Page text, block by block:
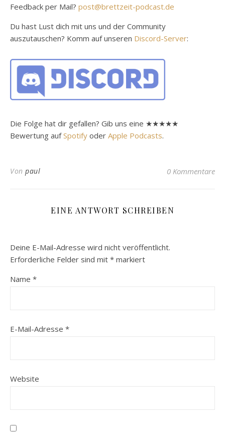
Feedback per Mail? post@brettzeit-podcast.de
Du hast Lust dich mit uns und der Community
auszutauschen? Komm auf unseren Discord-Server:
Die Folge hat dir gefallen? Gib uns eine ★★★★★
Bewertung aufSpotify oder Apple Podcasts.
Von paul 0 Kommentare
EINE ANTWORT SCHREIBEN
Deine E-Mail-Adresse wird nicht veröffentlicht.
Erforderliche Felder sind mit * markiert
Name *
E-Mail-Adresse *
Website